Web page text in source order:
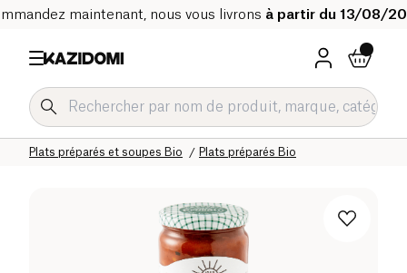
maintenant, nous vous livrons à partir du 13/08/
Plats préparés Bio
Plats préparés et soupes Bio
Epicerie salée Bio
Notre catalogue bio
Accueil